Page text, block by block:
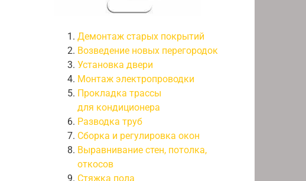
Демонтаж старых покрытий
Возведение новых перегородок
Установка двери
Монтаж электропроводки
Прокладка трассы
для кондиционера
Разводка труб
Сборка и регулировка окон
Выравнивание стен, потолка,
откосов
Стяжка пола